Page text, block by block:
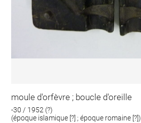
moule d'orfèvre ; boucle d'oreille
-30 / 1952 (?)
(époque islamique [?] ; époque romaine [?])